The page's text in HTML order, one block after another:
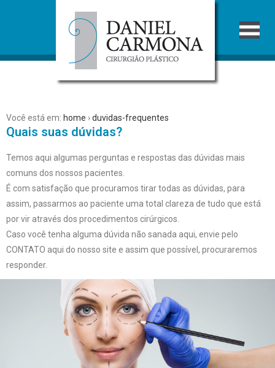
Você está em: home ›duvidas-frequentes
Quais suas dúvidas?
Temos aqui algumas perguntas e respostas das dúvidas mais
comuns dos nossos pacientes.
É com satisfação que procuramos tirar todas as dúvidas, para
assim, passarmos ao paciente uma total clareza de tudo que está
por vir através dos procedimentos cirúrgicos.
Caso você tenha alguma dúvida não sanada aqui, envie pelo
CONTATO aqui do nosso site e assim que possível, procuraremos
responder.